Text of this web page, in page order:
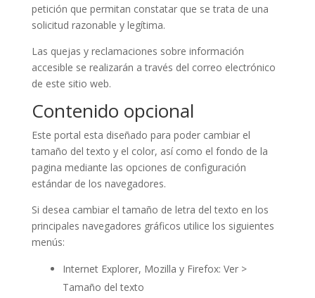
petición que permitan constatar que se trata de una
solicitud razonable y legítima.
Las quejas y reclamaciones sobre información
accesible se realizarán a través del correo electrónico
de este sitio web.
Contenido opcional
Este portal esta diseñado para poder cambiar el
tamaño del texto y el color, así como el fondo de la
pagina mediante las opciones de configuración
estándar de los navegadores.
Si desea cambiar el tamaño de letra del texto en los
principales navegadores gráficos utilice los siguientes
menús:
Internet Explorer, Mozilla y Firefox: Ver >
Tamaño del texto